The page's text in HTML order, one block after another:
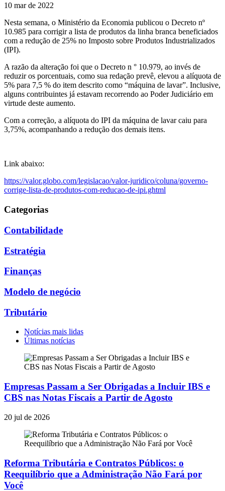
10 mar de 2022
Nesta semana, o Ministério da Economia publicou o Decreto nº
10.985 para corrigir a lista de produtos da linha branca beneficiados
com a redução de 25% no Imposto sobre Produtos Industrializados
(IPI).
A razão da alteração foi que o Decreto n ° 10.979, ao invés de
reduzir os porcentuais, como sua redação prevê, elevou a alíquota de
5% para 7,5 % do item descrito como “máquina de lavar”. Inclusive,
alguns contribuintes já estavam recorrendo ao Poder Judiciário em
virtude deste aumento.
Com a correção, a alíquota do IPI da máquina de lavar caiu para
3,75%, acompanhando a redução dos demais itens.
Link abaixo:
https://valor.globo.com/legislacao/valor-juridico/coluna/governo-
corrige-lista-de-produtos-com-reducao-de-ipi.ghtml
Categorias
Contabilidade
Estratégia
Finanças
Modelo de negócio
Tributário
Notícias mais lidas
Últimas notícias
Empresas Passam a Ser Obrigadas a Incluir IBS e
CBS nas Notas Fiscais a Partir de Agosto
20 jul de 2026
Reforma Tributária e Contratos Públicos: o
Reequilíbrio que a Administração Não Fará por
Você